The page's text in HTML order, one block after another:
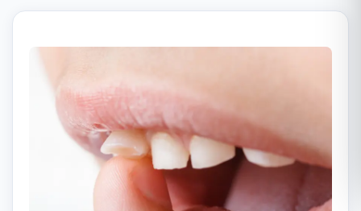
Italiano
Български